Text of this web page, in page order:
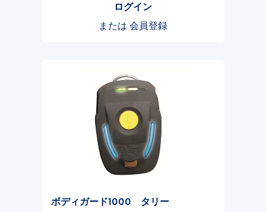
ログイン
または 会員登録
ボディガード1000 タリー